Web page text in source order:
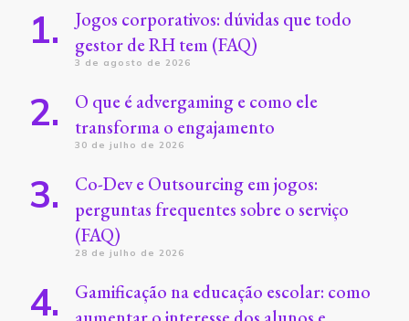
Jogos corporativos: dúvidas que todo
gestor de RH tem (FAQ)
3 de agosto de 2026
O que é advergaming e como ele
transforma o engajamento
30 de julho de 2026
Co-Dev e Outsourcing em jogos:
perguntas frequentes sobre o serviço
(FAQ)
28 de julho de 2026
Gamificação na educação escolar: como